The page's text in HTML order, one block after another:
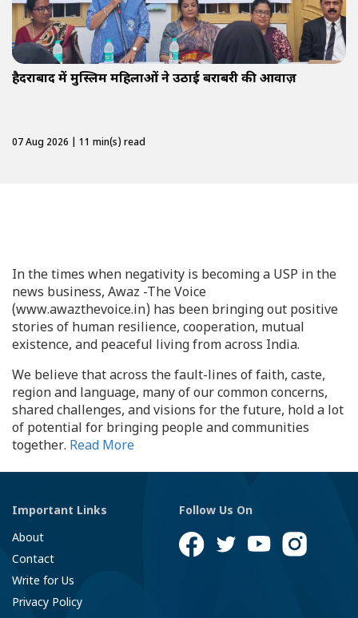
हैदराबाद में मुस्लिम महिलाओं ने उठाई बराबरी की आवाज़
07 Aug 2026 | 11 min(s) read
In the times when negativity is becoming a USP in the
news business, Awaz -The Voice
(www.awazthevoice.in) has been bringing out positive
stories of human resilience, cooperation, mutual
existence, and peaceful living from across India.
We believe that across the fault-lines of faith, caste,
region and language, many of our common concerns,
shared challenges, and visions for the future, hold a lot
of potential for bringing people and communities
together. Read More
Important Links
About
Contact
Write for Us
Privacy Policy
Follow Us On